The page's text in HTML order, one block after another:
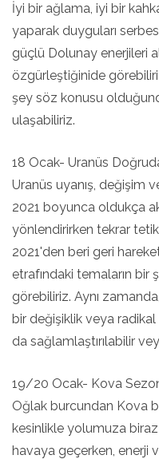
İyi bir ağlama, iyi bir
yaparak duyguları
güçlü Dolunay enerjileri
özgürleştiğinide
şey söz konusu
ulaşabiliriz.
18 Ocak- Uranüs
Uranüs uyanış, değişim
2021 boyunca oldukça
yönlendirirken tekrar
2021'den beri geri
etrafındaki temaların bir
görebiliriz. Aynı
bir değişiklik veya radikal
da sağlamlaştırılabilir
19/20 Ocak- Kova
Oğlak burcundan Kova
kesinlikle yolumuza biraz
havaya geçerken, enerji